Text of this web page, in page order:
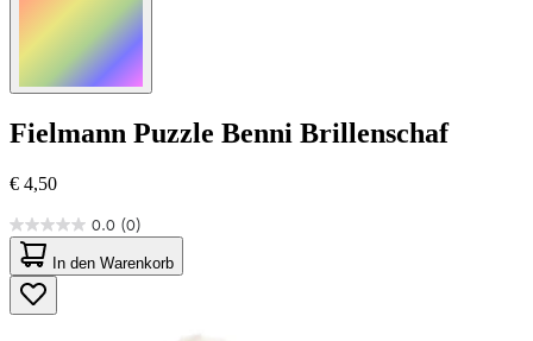
Fielmann Puzzle Benni Brillenschaf
€ 4,50
0.0 (0)
0.0
von
5
Sternen.
In den Warenkorb